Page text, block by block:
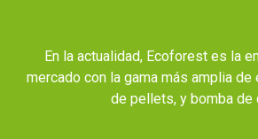
En la actualidad, Ecoforest es la
mercado con la gama más amplia
de pellets, y bomba de